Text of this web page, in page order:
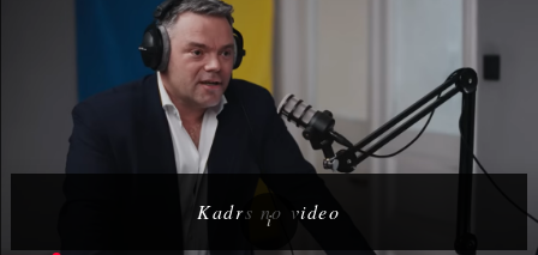
Kadrs no video